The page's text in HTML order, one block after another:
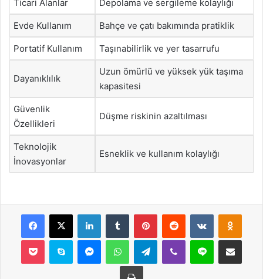
Ticari Alanlar Depolama ve sergileme kolaylığı
Evde Kullanım Bahçe ve çatı bakımında pratiklik
Portatif Kullanım Taşınabilirlik ve yer tasarrufu
Dayanıklılık
Uzun ömürlü ve yüksek yük taşıma
kapasitesi
Güvenlik
Özellikleri
Düşme riskinin azaltılması
Teknolojik
İnovasyonlar
Esneklik ve kullanım kolaylığı
Facebook
X LinkedInTumblr PinterestReddit VKontakte
Pocket Skype MessengerWhatsAppTelegramViber Line E-Posta ile
Yazdır